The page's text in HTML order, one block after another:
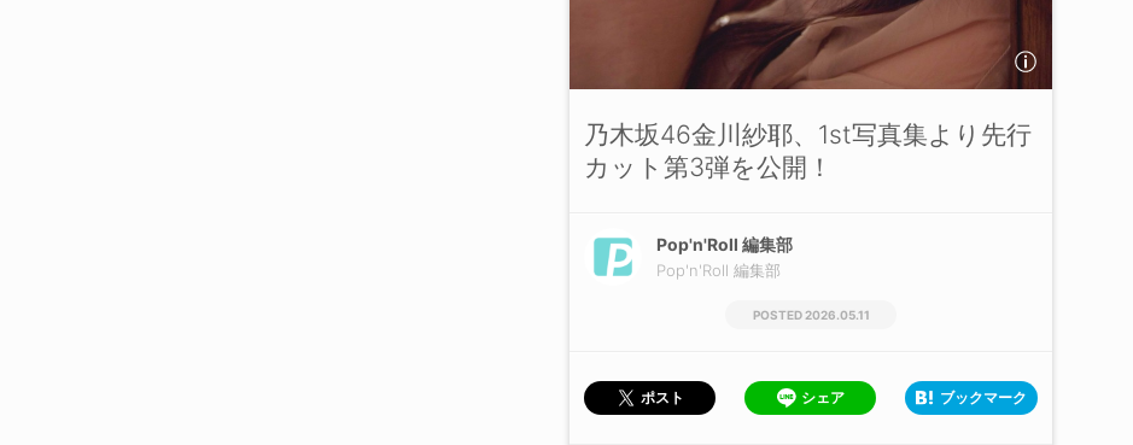
乃木坂46金川紗耶、1st写真集より先行
カット第3弾を公開！
Pop'n'Roll 編集部
Pop'n'Roll 編集部
2026.05.11
ポスト シェア ブックマーク